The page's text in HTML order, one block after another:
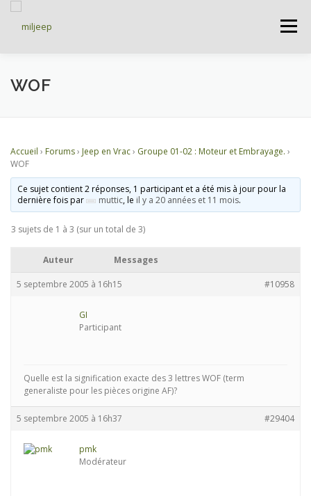
Menu
ACCUEIL
DOCUMENTATIONS FORUMS S’INSCRIRE
CONNEXION
WOF
Accueil › Forums› Jeep en Vrac› Groupe 01-02 : Moteur et Embrayage. ›
WOF
Ce sujet contient 2 réponses, 1 participant et a été mis à jour pour la
dernière fois par
muttic, le il y a 20 années et 11 mois.
3 sujets de 1 à 3 (sur un total de 3)
Auteur Messages
5 septembre 2005 à 16h15 #10958
GI
Participant
Quelle est la signification exacte des 3 lettres WOF (term
generaliste pour les pièces origine AF)?
5 septembre 2005 à 16h37 #29404
pmk
Modérateur